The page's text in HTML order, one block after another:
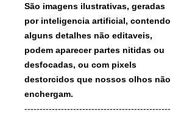
São imagens ilustrativas, geradas
por inteligencia artificial, contendo
alguns detalhes não editaveis,
podem aparecer partes nitidas ou
desfocadas, ou com pixels
destorcidos que nossos olhos não
enchergam.
------------------------------------------------